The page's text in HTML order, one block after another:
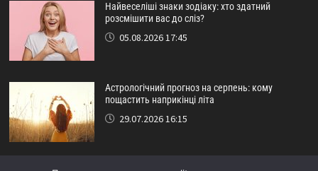
Найвеселіші знаки зодіаку: хто здатний
розсмішити вас до сліз?
05.08.2026 17:45
Астрологічний прогноз на серпень: кому
пощастить наприкінці літа
29.07.2026 16:15